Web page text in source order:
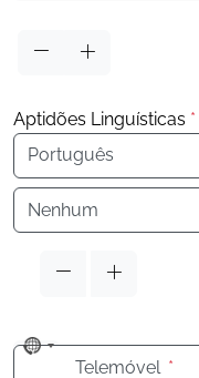
Aptidões Linguísticas *
Idioma
Idioma
No
Telemóvel *